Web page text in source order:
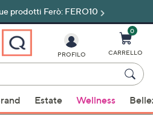
prodotti Ferò: FERO10
PROFILO
0
CARRELLO
Estate Wellness